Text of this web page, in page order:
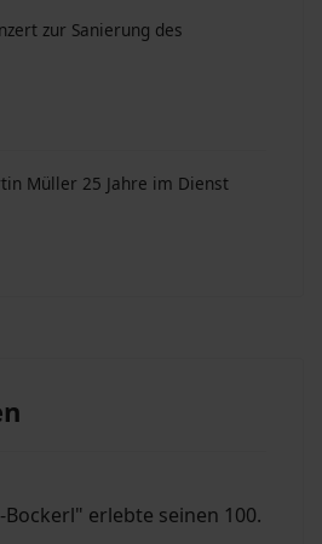
zur Sanierung des
Müller 25 Jahre im Dienst
erlebte seinen 100.